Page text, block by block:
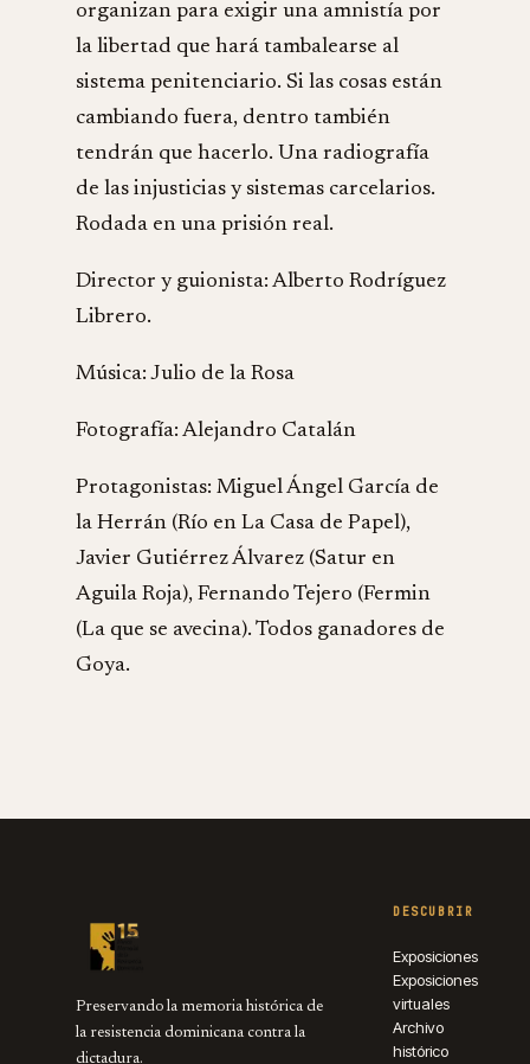
organizan para exigir una amnistía por
la libertad que hará tambalearse al
sistema penitenciario. Si las cosas están
cambiando fuera, dentro también
tendrán que hacerlo. Una radiografía
de las injusticias y sistemas carcelarios.
Rodada en una prisión real.
Director y guionista: Alberto Rodríguez
Librero.
Música: Julio de la Rosa
Fotografía: Alejandro Catalán
Protagonistas: Miguel Ángel García de
la Herrán (Río en La Casa de Papel),
Javier Gutiérrez Álvarez (Satur en
Aguila Roja), Fernando Tejero (Fermin
(La que se avecina). Todos ganadores de
Goya.
Preservando la memoria histórica de
la resistencia dominicana contra la
dictadura.
DESCUBRIR
Exposiciones
Exposiciones
virtuales
Archivo
histórico